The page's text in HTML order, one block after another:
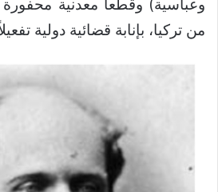
وعباسية) وقطعاً معدنية محفورة
من تركيا، بإنابة قضائية دولية